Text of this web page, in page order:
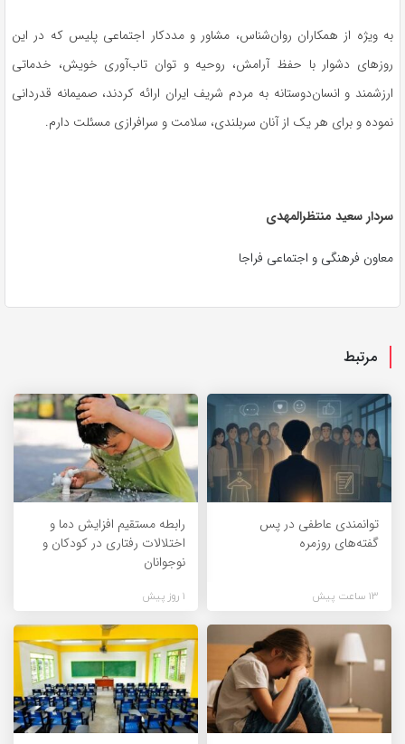
به‌ ویژه از همکاران روان‌شناس، مشاور و مددکار اجتماعی پلیس که در این
روزهای دشوار با حفظ آرامش، روحیه و توان تاب‌آوری خویش، خدماتی
ارزشمند و انسان‌دوستانه به مردم شریف ایران ارائه کردند، صمیمانه قدردانی
نموده و برای هر یک از آنان سربلندی، سلامت و سرافرازی مسئلت دارم.
سردار سعید منتظرالمهدی
معاون فرهنگی و اجتماعی فراجا
مرتبط
توانمندی عاطفی در پس
گفته‌های روزمره
13 ساعت پیش
رابطه مستقیم افزایش دما و
اختلالات رفتاری در کودکان و
نوجوانان
1 روز پیش